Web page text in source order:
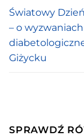
Światowy
– o
Giżycku
SPRAWDŹ